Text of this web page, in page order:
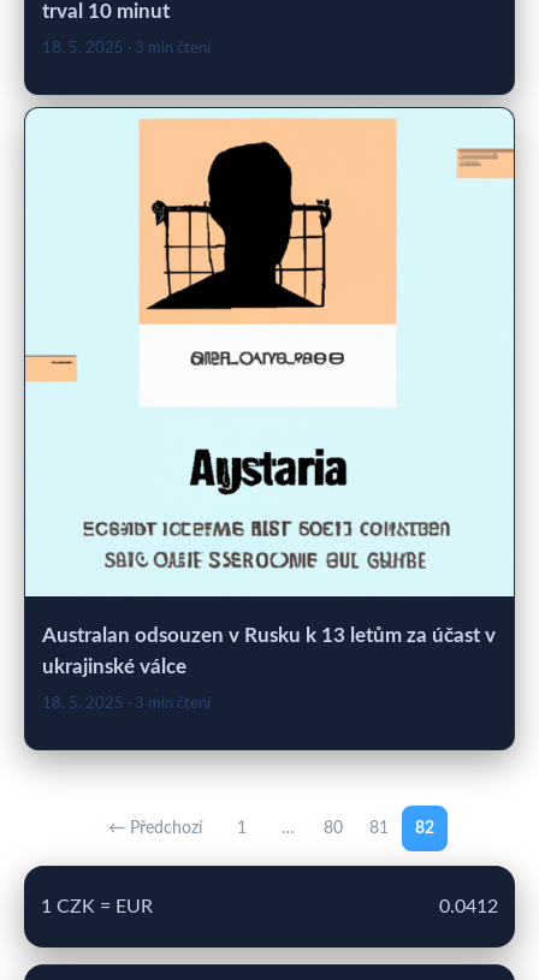
trval 10 minut
18. 5. 2025 · 3 min čtení
Australan odsouzen v Rusku k 13 letům za účast v
ukrajinské válce
18. 5. 2025 · 3 min čtení
← Předchozí 1 … 80 81 82
1 CZK = EUR 0.0412